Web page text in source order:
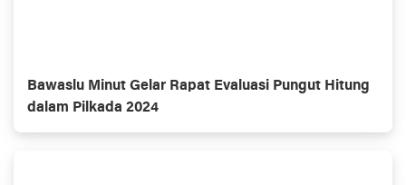
Bawaslu Minut Gelar Rapat Evaluasi Pungut Hitung
dalam Pilkada 2024